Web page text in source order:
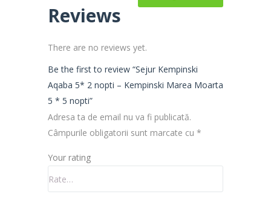
Kempinski
5*
nopti
–
Kempinski
Marea
Moarta
5
5
Reviews
There are no reviews yet.
Be the first to review “Sejur Kempinski
Aqaba 5* 2 nopti – Kempinski Marea Moarta
5 * 5 nopti”
Adresa ta de email nu va fi publicată.
Câmpurile obligatorii sunt marcate cu *
Your rating